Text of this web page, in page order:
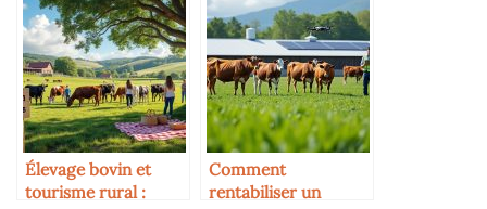
Élevage bovin et
tourisme rural :
Comment
rentabiliser un